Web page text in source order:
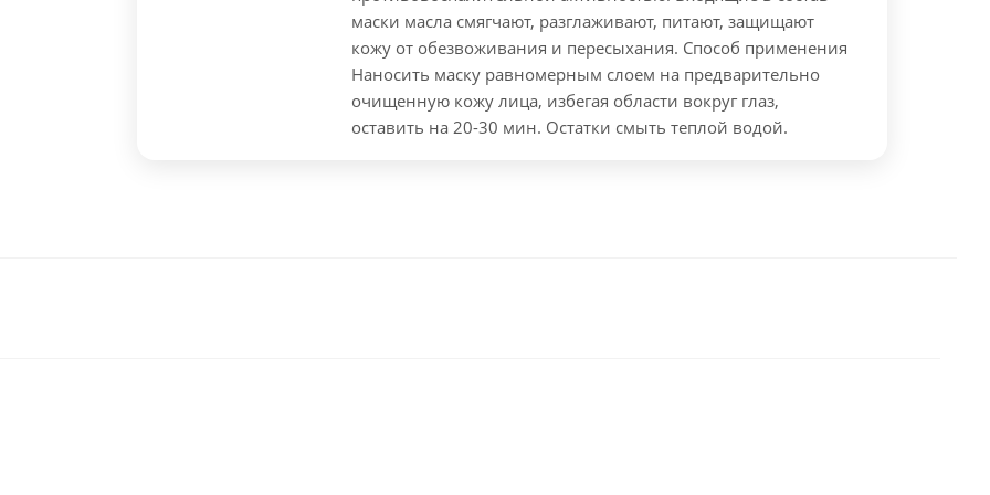
маски масла смягчают, разглаживают, питают, защищают
кожу от обезвоживания и пересыхания. Способ применения
Наносить маску равномерным слоем на предварительно
очищенную кожу лица, избегая области вокруг глаз,
оставить на 20-30 мин. Остатки смыть теплой водой.